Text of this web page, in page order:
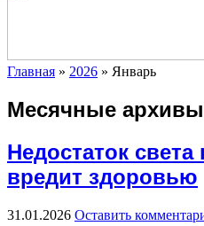
Главная » 2026 » Январь
Месячные
Недостаток
вредит здоровью
31.01.2026 Оставить